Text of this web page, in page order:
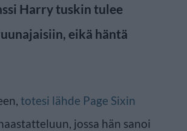
Harry tuskin tulee
eikä häntä
totesi lähde Page Sixin
jossa hän sanoi